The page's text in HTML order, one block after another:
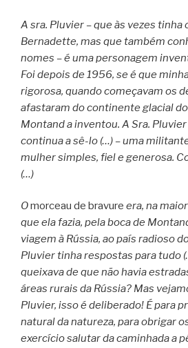
A sra. Pluvier – que às vezes tinha
Bernadette, mas que também
nomes – é uma personagem
Foi depois de 1956, se é que
rigorosa, quando começavam os
afastaram do continente glacial
Montand a inventou. A Sra.
continua a sê-lo (…) – uma
mulher simples, fiel e generosa.
(…)
Omorceau de bravure era, na
que ela fazia, pela boca de
viagem à Rússia, ao país radioso
Pluvier tinha respostas para tudo
queixava de que não havia
áreas rurais da Rússia? Mas
Pluvier, isso é deliberado! É para
natural da natureza, para obrigar
exercício salutar da caminhada a